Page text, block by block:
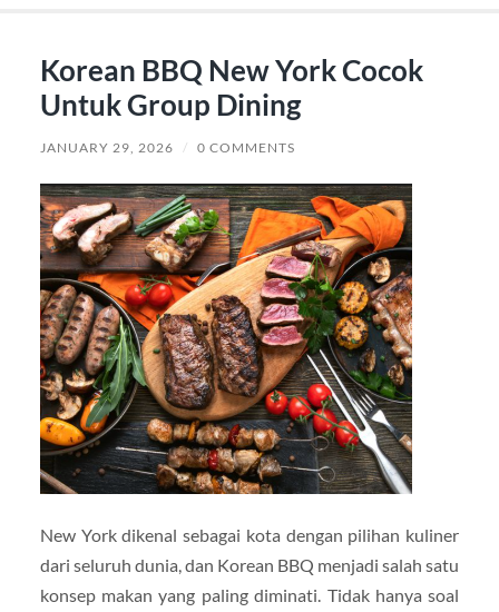
Korean BBQ New York Cocok
Untuk Group Dining
JANUARY 29, 2026 / 0 COMMENTS
New York dikenal sebagai kota dengan pilihan kuliner
dari seluruh dunia, dan Korean BBQ menjadi salah satu
konsep makan yang paling diminati. Tidak hanya soal